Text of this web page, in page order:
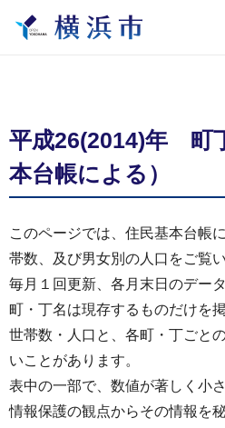
平成26(2014)年 町
本台帳による）
このページでは、住民基本台帳
帯数、及び男女別の人口をご覧
毎月１回更新、各月末日のデー
町・丁名は現存するものだけを
世帯数・人口と、各町・丁ごと
いことがあります。
表中の一部で、数値が著しく小
情報保護の観点からその情報を